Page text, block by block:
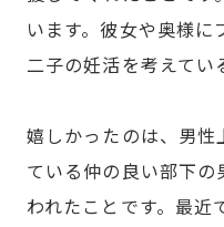
います。彼女や奥様
二子の妊活を考えてい
嬉しかったのは、男
ている仲の良い部下
われたことです。最近